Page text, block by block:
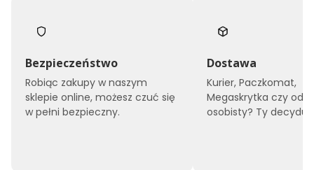
Bezpieczeństwo
Robiąc zakupy w naszym
sklepie online, możesz czuć się
w pełni bezpieczny.
Dostawa
Kurier, Paczkomat,
Megaskrytka czy
osobisty? Ty